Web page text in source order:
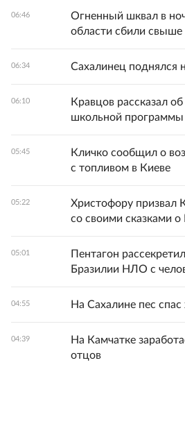
06:46
Огненный шквал в
области сбили
06:34 Сахалинец поднялся
06:10
Кравцов рассказал
школьной программы
05:45
Кличко сообщил о
с топливом в Киеве
05:22
Христофору призвал
со своими сказками о
05:01
Пентагон
Бразилии НЛО с
04:55 На Сахалине пес
04:39
На Камчатке
отцов